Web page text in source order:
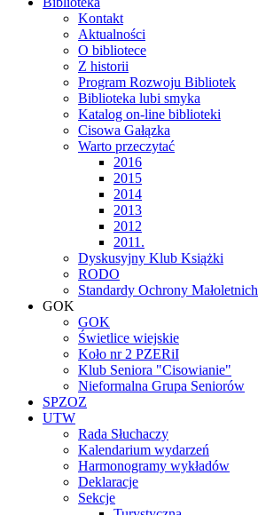
Kontakt
Aktualności
O bibliotece
Z historii
Program Rozwoju Bibliotek
Biblioteka lubi smyka
Katalog on-line biblioteki
Cisowa Gałązka
Warto przeczytać
2016
2015
2014
2013
2012
2011.
Dyskusyjny Klub Książki
RODO
Standardy Ochrony Małoletnich
GOK
GOK
Świetlice wiejskie
Koło nr 2 PZERiI
Klub Seniora "Cisowianie"
Nieformalna Grupa Seniorów
SPZOZ
UTW
Rada Słuchaczy
Kalendarium wydarzeń
Harmonogramy wykładów
Deklaracje
Sekcje